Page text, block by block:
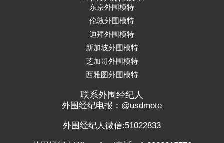
东京外围模特
伦敦外围模特
迪拜外围模特
新加坡外围模特
芝加哥外围模特
西雅图外围模特
联系外围经纪人
外围经纪电报：@usdmote
外围经纪人微信:51022833